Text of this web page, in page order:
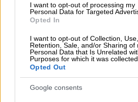
I want to opt-out of processing my
Personal Data for Targeted
Opted In
I want to opt-out of Collection, Use,
Retention, Sale, and/or Sharing of
Personal Data that Is Unrelated
Purposes for which it was collected.
Opted Out
Google consents
ΑΑΔΕπροκειμένου
επιστροφή ολόκληρου του
κρατικού δανείου που
της πανδημίας.
Διαβάστε περισσότερα στο
Διαβάστε ακόμη